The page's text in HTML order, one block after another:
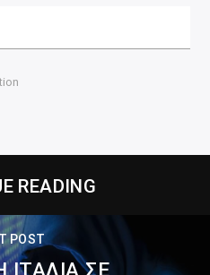
READING
POST
ΙΤΑΛΊΑ ΣΕ